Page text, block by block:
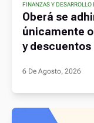
FINANZAS Y
Oberá se
únicamente
y descuentos
6 De Agosto, 2026